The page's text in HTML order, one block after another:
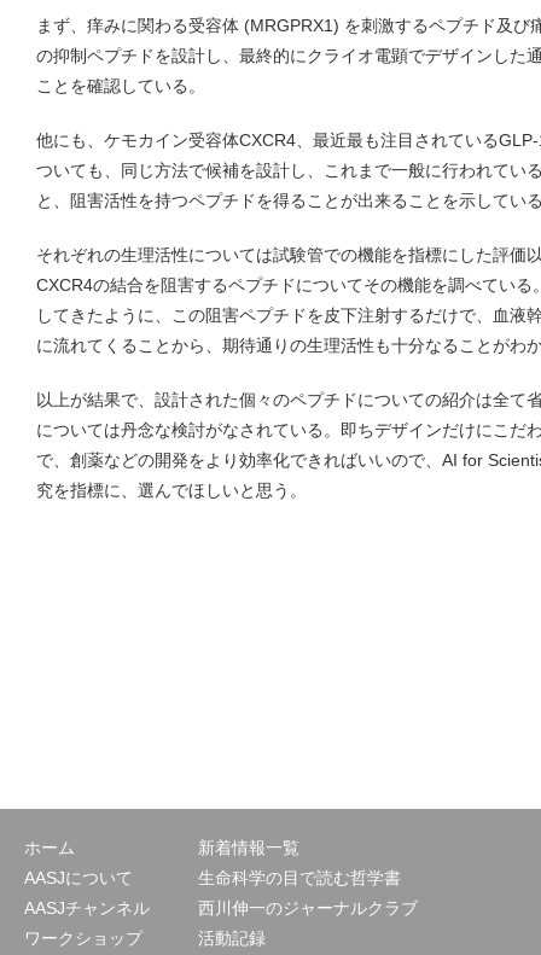
まず、痒みに関わる受容体 (MRGPRX1) を刺激するペプチド及び
の抑制ペプチドを設計し、最終的にクライオ電顕でデザインした
ことを確認している。
他にも、ケモカイン受容体CXCR4、最近最も注目されている
ついても、同じ方法で候補を設計し、これまで一般に行われてい
と、阻害活性を持つペプチドを得ることが出来ることを示してい
それぞれの生理活性については試験管での機能を指標にした評価
CXCR4の結合を阻害するペプチドについてその機能を調べてい
してきたように、この阻害ペプチドを皮下注射するだけで、血液
に流れてくることから、期待通りの生理活性も十分なることがわ
以上が結果で、設計された個々のペプチドについての紹介は全て
については丹念な検討がなされている。即ちデザインだけにこだ
で、創薬などの開発をより効率化できればいいので、AI for
究を指標に、選んでほしいと思う。
ホーム
AASJについて
AASJチャンネル
ワークショップ
新着情報一覧
生命科学の目で読む哲学書
西川伸一のジャーナルクラブ
活動記録